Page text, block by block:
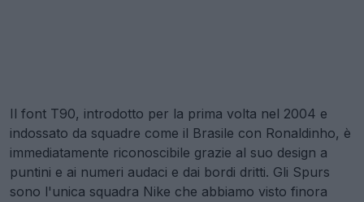
Il font T90, introdotto per la prima volta nel 2004 e
indossato da squadre come il Brasile con Ronaldinho, è
immediatamente riconoscibile grazie al suo design a
puntini e ai numeri audaci e dai bordi dritti. Gli Spurs
sono l'unica squadra Nike che abbiamo visto finora